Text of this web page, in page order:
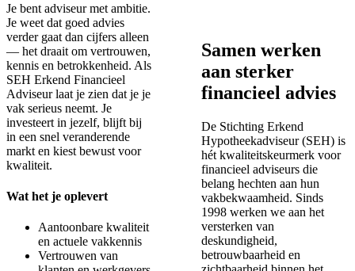
Je bent adviseur met ambitie.
Je weet dat goed advies
verder gaat dan cijfers alleen
— het draait om vertrouwen,
kennis en betrokkenheid. Als
SEH Erkend Financieel
Adviseur laat je zien dat je je
vak serieus neemt. Je
investeert in jezelf, blijft bij
in een snel veranderende
markt en kiest bewust voor
kwaliteit.
Wat het je oplevert
Aantoonbare kwaliteit
en actuele vakkennis
Vertrouwen van
Samen werken
aan sterker
financieel advies
De Stichting Erkend
Hypotheekadviseur (SEH) is
hét kwaliteitskeurmerk voor
financieel adviseurs die
belang hechten aan hun
vakbekwaamheid. Sinds
1998 werken we aan het
versterken van
deskundigheid,
betrouwbaarheid en